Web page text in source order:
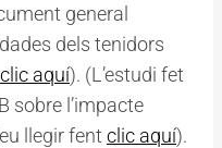
general
dels tenidors
clic aquí). (L’estudi fet
sobre l’impacte
llegir fent clic aquí).